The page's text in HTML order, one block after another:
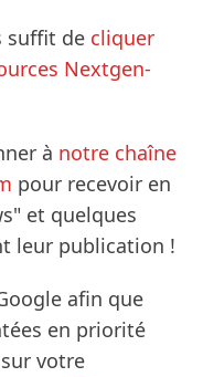
suffit de cliquer
Nextgen-
à notre chaîne
pour recevoir en
et quelques
leur publication !
afin que
en priorité
votre